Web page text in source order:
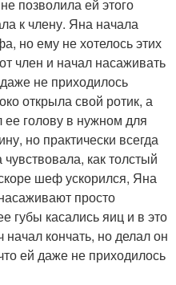
позволила ей этого
к члену. Яна начала
но ему не хотелось этих
член и начал насаживать
не приходилось
открыла свой ротик, а
голову в нужном для
но практически всегда
как толстый
шеф ускорился, Яна
просто
губы касались яиц и в это
кончать, но делал он
ей даже не приходилось